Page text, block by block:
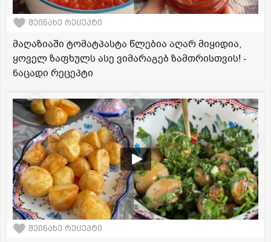
შეინახე რეცეპტი
მაღაზიაში ტომატპასტა წლებია აღარ მიყიდია,
ყოველ ზაფხულს ასე ვიმარაგებ ზამთრისთვის! -
ნაცადი რეცეპტი
შეინახე რეცეპტი